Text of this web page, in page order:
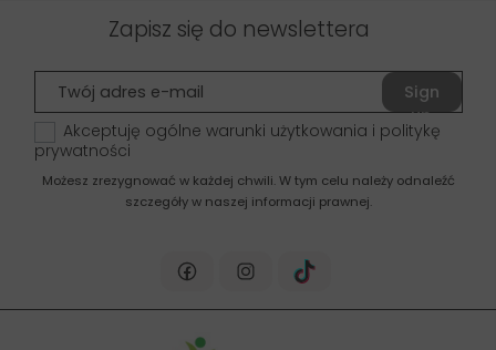
Zapisz się do newslettera
Sign
up
Akceptuję ogólne warunki użytkowania i politykę
prywatności
Możesz zrezygnować w każdej chwili. W tym celu należy odnaleźć
szczegóły w naszej informacji prawnej.